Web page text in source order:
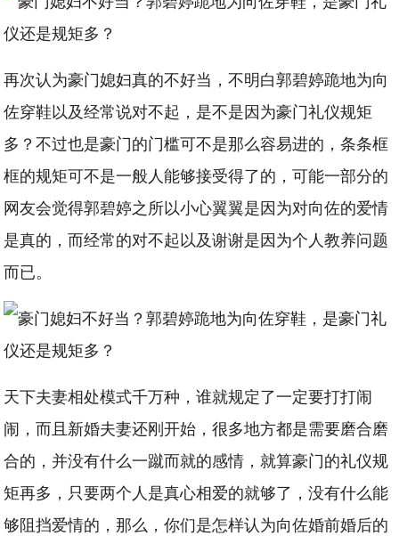
再次认为豪门媳妇真的不好当，不明白郭碧婷跪地为向
佐穿鞋以及经常说对不起，是不是因为豪门礼仪规矩
多？不过也是豪门的门槛可不是那么容易进的，条条框
框的规矩可不是一般人能够接受得了的，可能一部分的
网友会觉得郭碧婷之所以小心翼翼是因为对向佐的爱情
是真的，而经常的对不起以及谢谢是因为个人教养问题
而已。
天下夫妻相处模式千万种，谁就规定了一定要打打闹
闹，而且新婚夫妻还刚开始，很多地方都是需要磨合磨
合的，并没有什么一蹴而就的感情，就算豪门的礼仪规
矩再多，只要两个人是真心相爱的就够了，没有什么能
够阻挡爱情的，那么，你们是怎样认为向佐婚前婚后的